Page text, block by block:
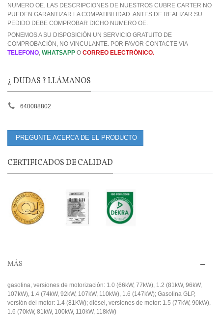
NUMERO OE. LAS DESCRIPCIONES DE NUESTROS CUBRE CARTER NO
PUEDEN GARANTIZAR LA COMPATIBILIDAD. ANTES DE REALIZAR SU
PEDIDO DEBE COMPROBAR DICHO NUMERO OE.
PONEMOS A SU DISPOSICIÓN UN SERVICIO GRATUITO DE
COMPROBACIÓN, NO VINCULANTE. POR FAVOR CONTACTE VIA
TELEFONO, WHATSAPP O CORREO ELECTRÓNICO.
¿ DUDAS ? LLÁMANOS
640088802
PREGUNTE ACERCA DE EL PRODUCTO
CERTIFICADOS DE CALIDAD
MÁS
gasolina, versiones de motorización: 1.0 (66kW, 77kW), 1.2 (81kW, 96kW,
107kW), 1.4 (74kW, 92kW, 107kW, 110kW), 1.6 (147kW); Gasolina GLP,
versión del motor: 1.4 (81KW); diésel, versiones de motor: 1.5 (77kW, 90kW),
1.6 (70kW, 81kW, 100kW, 110kW, 118kW)